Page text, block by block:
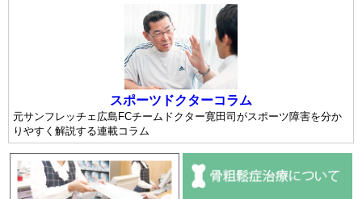
スポーツドクターコラム
元サンフレッチェ広島FCチームドクター寛田司がスポーツ障害を分か
りやすく解説する連載コラム